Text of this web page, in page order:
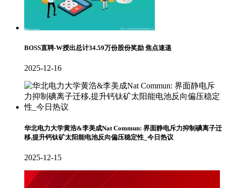
BOSS直聘-W授出总计34.59万份股份奖励 焦点速递
2025-12-16
华北电力大学黄浩&李美成Nat Commun: 界面静电斥力抑制碘离子迁
移,提升钙钛矿太阳能电池反向偏压稳定性_今日热议
2025-12-15